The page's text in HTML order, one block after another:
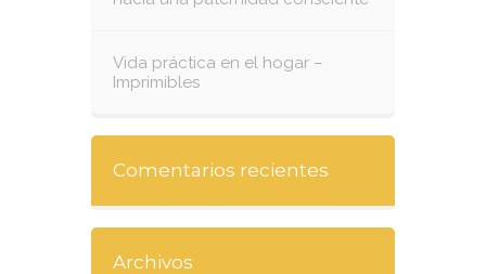
Vida práctica en el hogar –
Imprimibles
Comentarios recientes
Archivos